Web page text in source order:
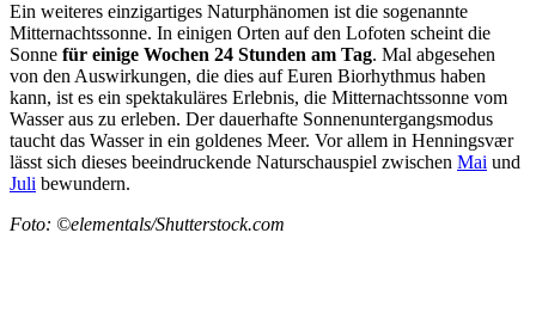
Ein weiteres einzigartiges Naturphänomen ist die sogenannte
Mitternachtssonne. In einigen Orten auf den Lofoten scheint die
Sonne für einige Wochen 24 Stunden am Tag. Mal abgesehen
von den Auswirkungen, die dies auf Euren Biorhythmus haben
kann, ist es ein spektakuläres Erlebnis, die Mitternachtssonne vom
Wasser aus zu erleben. Der dauerhafte Sonnenuntergangsmodus
taucht das Wasser in ein goldenes Meer. Vor allem in Henningsvær
lässt sich dieses beeindruckende Naturschauspiel zwischen Mai und
Juli bewundern.
Foto: ©elementals/Shutterstock.com